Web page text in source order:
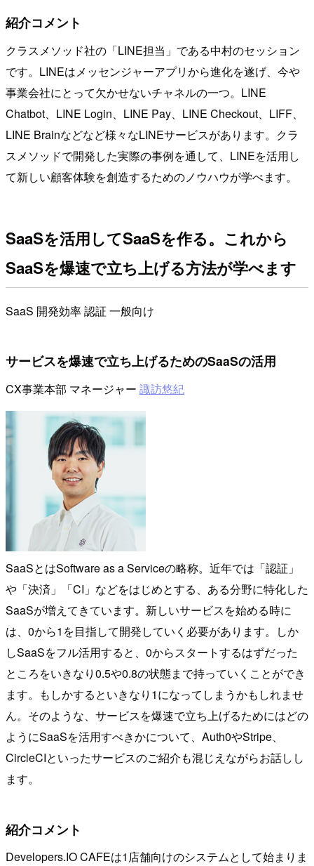
紹介コメント
クラスメソッド社の「LINE担当」である中村のセッション
です。LINEはメッセンジャーアプリから進化を遂げ、今や
事業会社にとって欠かせないチャネルの一つ。LINE
Chatbot、LINE Login、LINE Pay、LINE Checkout、LIFF、
LINE Brainなどなど様々なLINEサービスがあります。クラ
スメソッドで開発した実際の事例を通して、LINEを活用し
て新しい顧客体験を創造するためのノウハウが学べます。
SaaSを活用してSaaSを作る。これから
SaaSを爆速で立ち上げる方法が学べます
SaaS 開発効率認証 一般向け
サービスを爆速で立ち上げるためのSaaSの活用
CX事業本部 マネージャー 諏訪悠紀
SaaSとはSoftware as a Serviceの略称。近年では「認証」
や「決済」「CI」などをはじめとする、ある分野に特化した
SaaSが増えてきています。新しいサービスを始める時に
は、0から1を目指して開発していく必要があります。しか
しSaaSをフル活用すると、0からスタートするはずだった
ところをいきなり0.5や0.8の状態まで持っていくことができ
ます。もしかするといきなり1になってしまうかもしれませ
ん。そのような、サービスを爆速で立ち上げるためにはどの
ようにSaaSを活用すべきかについて、Auth0やStripe、
CircleCIといったサービスのご紹介も混じえながらお話しし
ます。
紹介コメント
Developers.IO CAFEは1店舗向けのシステムとして始まりま